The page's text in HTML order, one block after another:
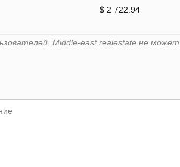
$ 2 722.94
Middle-east.realestate не может